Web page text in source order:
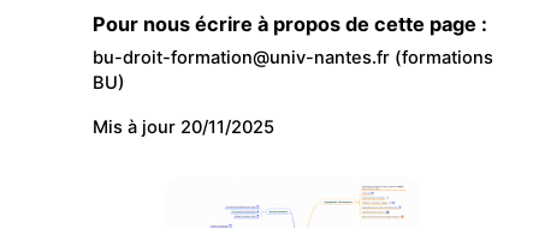
Pour nous écrire à propos de cette page :
bu-droit-formation@univ-nantes.fr (formations
BU)
Mis à jour 20/11/2025